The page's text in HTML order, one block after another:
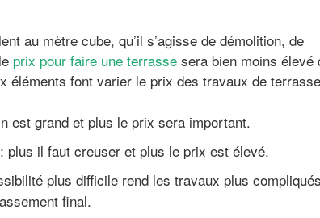
au mètre cube, qu’il s’agisse de démolition, de
prix pour faire une terrassesera bien moins élevé
éléments font varier le prix des travaux de
est grand et plus le prix sera important.
plus il faut creuser et plus le prix est élevé.
plus difficile rend les travaux plus
final.